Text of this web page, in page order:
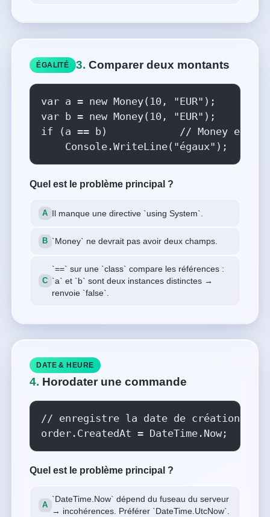
ÉGALITÉ 3. Comparer deux montants
var a = new Money(10, "EUR");
var b = new Money(10, "EUR");
if (a == b)            // Money est
    Console.WriteLine("égaux");
Quel est le problème principal ?
Il manque une directive `using System`.
`Money` ne devrait pas avoir deux champs.
`==` sur une `class` compare les références :
`a` et `b` sont deux instances distinctes →
renvoie `false`.
DATE & HEURE
4. Horodater une commande
// enregistre la date de création
order.CreatedAt = DateTime.Now;
Quel est le problème principal ?
`DateTime.Now` dépend du fuseau du serveur
→ incohérences. Préférer `DateTime.UtcNow`.